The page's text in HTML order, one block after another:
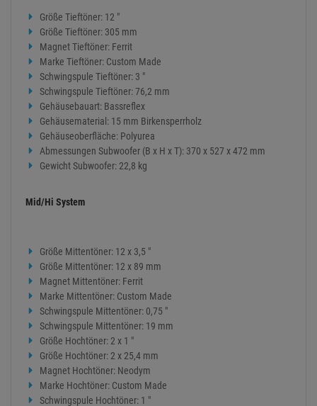
Größe Tieftöner: 12 "
Größe Tieftöner: 305 mm
Magnet Tieftöner: Ferrit
Marke Tieftöner: Custom Made
Schwingspule Tieftöner: 3 "
Schwingspule Tieftöner: 76,2 mm
Gehäusebauart: Bassreflex
Gehäusematerial: 15 mm Birkensperrholz
Gehäuseoberfläche: Polyurea
Abmessungen Subwoofer (B x H x T): 370 x 527 x 472 mm
Gewicht Subwoofer: 22,8 kg
Mid/Hi System
Größe Mittentöner: 12 x 3,5 "
Größe Mittentöner: 12 x 89 mm
Magnet Mittentöner: Ferrit
Marke Mittentöner: Custom Made
Schwingspule Mittentöner: 0,75 "
Schwingspule Mittentöner: 19 mm
Größe Hochtöner: 2 x 1 "
Größe Hochtöner: 2 x 25,4 mm
Magnet Hochtöner: Neodym
Marke Hochtöner: Custom Made
Schwingspule Hochtöner: 1 "